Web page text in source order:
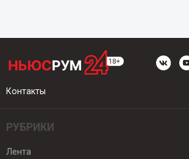
Контакты
РУБРИКИ
Лента